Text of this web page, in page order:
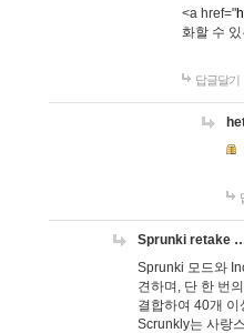
<a href="
화할 수
답글달기
Sprunki retake
Sprunki 모드와
견하며, 단 한 번
결합하여 40개
Scrunkly는 사랑